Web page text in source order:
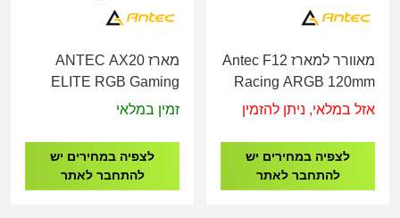
מאוורר למארז Antec F12
Racing ARGB 120mm
PWM
אזל במלאי, ניתן להזמין
לצפיה במחירים יש
להתחבר לאתר
מארז ANTEC AX20
ELITE RGB Gaming
Case
זמין במלאי
לצפיה במחירים יש
להתחבר לאתר